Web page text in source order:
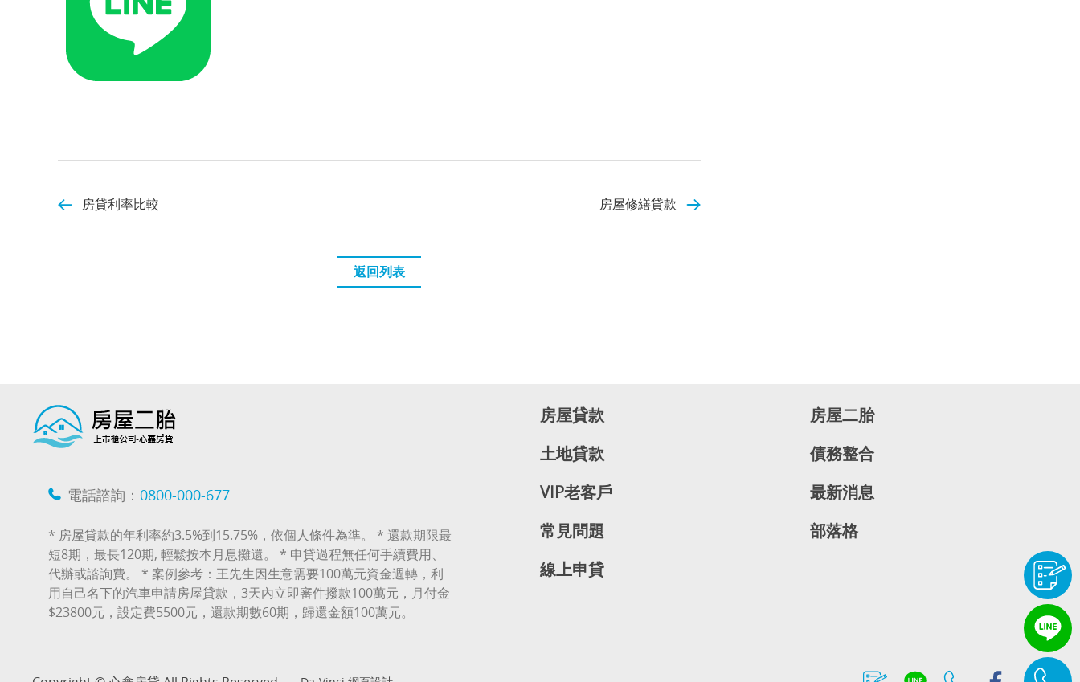
房貸利率比較 房屋修繕貸款
返回列表
房屋貸款
房屋二胎
土地貸款
債務整合
VIP老客戶
最新消息
常見問題
部落格
線上申貸
電話諮詢： 0800-000-677
* 房屋貸款的年利率約3.5%到15.75%，依個人條件為準。 * 還款期限最
短8期，最長120期, 輕鬆按本月息攤還。 * 申貸過程無任何手續費用、
代辦或諮詢費。 * 案例參考：王先生因生意需要100萬元資金週轉，利
用自己名下的汽車申請房屋貸款，3天內立即審件撥款100萬元，月付金
$23800元，設定費5500元，還款期數60期，歸還金額100萬元。